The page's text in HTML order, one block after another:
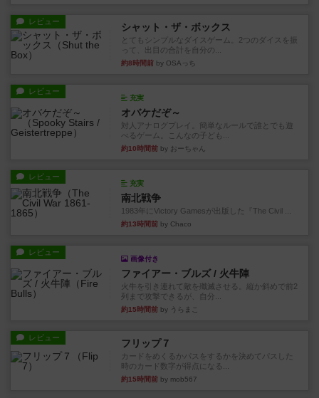
レビュー シャット・ザ・ボックス
とてもシンプルなダイスゲーム。2つのダイスを振
って、出目の合計を自分の...
約8時間前 by OSAっち
レビュー
充実
オバケだぞ～
対人アナログプレイ。簡単なルールで誰とでも遊
べるゲーム。こんなの子ども...
約10時間前 by おーちゃん
レビュー
充実
南北戦争
1983年にVictory Gamesが出版した『The Civil ...
約13時間前 by Chaco
レビュー
画像付き
ファイアー・ブルズ / 火牛陣
火牛を引き連れて敵を殲滅させる。縦か斜めで前2
列まで攻撃できるが、自分...
約15時間前 by うらまこ
レビュー フリップ７
カードをめくるかパスをするかを決めてパスした
時のカード数字が得点になる...
約15時間前 by mob567